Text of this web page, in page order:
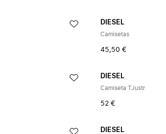
DIESEL
Camisetas
45,50 €
DIESEL
Camiseta TJustr
52 €
DIESEL